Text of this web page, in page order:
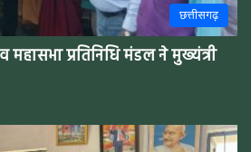
छत्तीसगढ़
प्रतिनिधि मंडल ने मुख्यंत्री